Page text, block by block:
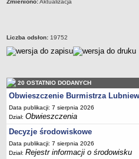
Głosowania
Składy Komisji
Terminy posiedzeń Komisji
Plan pracy pozostałych Komisji
Oświadczenia majątkowe
Interpelacje radnych wraz z
Zapytania radnych wraz z
Apele
JEDNOSTKI ORGANIZACYJNE
Zmieniono:Aktualizacja
Liczba odsłon: 19752
20 OSTATNIO DODANYCH
Obwieszczenie Burmistrza
Data publikacji: 7 sierpnia 2026
Dział:Obwieszczenia
Decyzje środowiskowe
Data publikacji: 7 sierpnia 2026
Dział:Rejestr informacji o środowisku